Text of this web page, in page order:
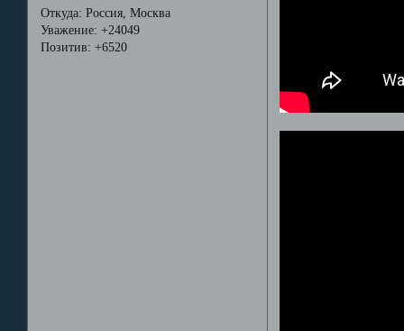
Откуда: Россия, Москва
Уважение: +24049
Позитив: +6520